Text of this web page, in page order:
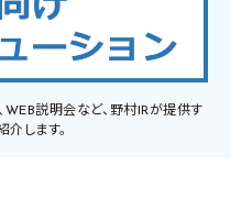
説明会など、野村IRが提供す
します。